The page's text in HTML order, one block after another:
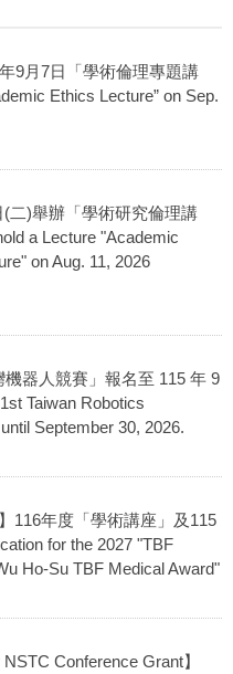
9月7日「學術倫理專題講
Ethics Lecture” on Sep.
(二)舉辦「學術研究倫理講
a Lecture "Academic
on Aug. 11, 2026
機器人競賽」報名至 115 年 9
Taiwan Robotics
September 30, 2026.
116年度「學術講座」及115
for the 2027 "TBF
Ho-Su TBF Medical Award"
Conference Grant】